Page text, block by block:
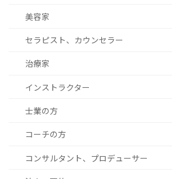
美容家
セラピスト、カウンセラー
治療家
インストラクター
士業の方
コーチの方
コンサルタント、プロデューサー